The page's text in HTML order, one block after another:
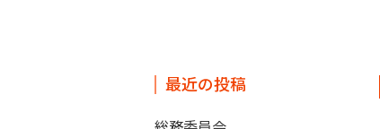
最近の投稿